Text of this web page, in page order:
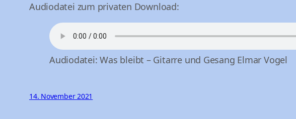
Audiodatei zum privaten Download:
Audiodatei: Was bleibt – Gitarre und Gesang Elmar Vogel
14. November 2021